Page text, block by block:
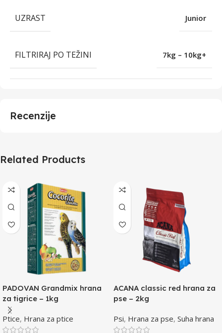
UZRAST Junior
FILTRIRAJ PO TEŽINI 7kg – 10kg+
Recenzije
Related Products
PADOVAN Grandmix hrana
za tigrice – 1kg
Ptice, Hrana za ptice
ACANA classic red hrana za
pse – 2kg
Psi, Hrana za pse, Suha hrana